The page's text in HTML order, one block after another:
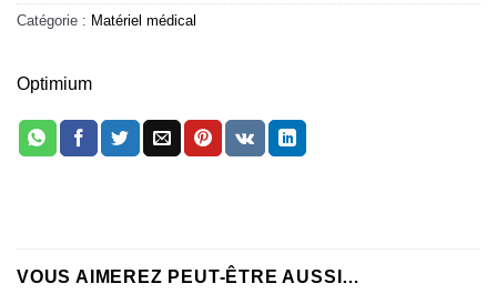
Catégorie : Matériel médical
Optimium
VOUS AIMEREZ PEUT-ÊTRE AUSSI…